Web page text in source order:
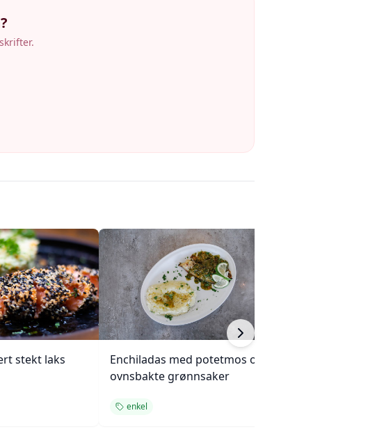
stekt laks
Enchiladas med potetmos og
ovnsbakte grønnsaker
enkel